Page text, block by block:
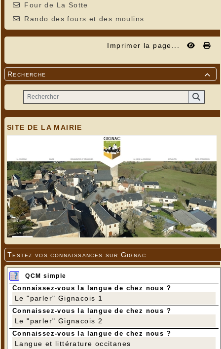
Four de La Sotte
Rando des fours et des moulins
Imprimer la page...

Recherche
SITE DE LA MAIRIE
Testez vos connaissances sur Gignac
QCM simple
Connaissez-vous la langue de chez nous ?
Le "parler" Gignacois 1
Connaissez-vous la langue de chez nous ?
Le "parler" Gignacois 2
Connaissez-vous la langue de chez nous ?
Langue et littérature occitanes